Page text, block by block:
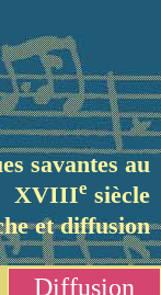
savantes au
XVIIIe siècle
et diffusion
Diffusion